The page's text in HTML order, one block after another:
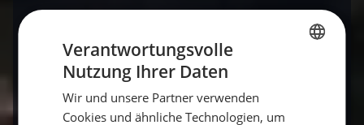
Braucht man Segelerfahrung?
Nein, mit Skipper an Bord kannst du ganz ohne
Vorkenntnisse mitsegeln.
Verantwortungsvolle
Nutzung Ihrer Daten
Wir und unsere Partner verwenden
Cookies und ähnliche Technologien, um